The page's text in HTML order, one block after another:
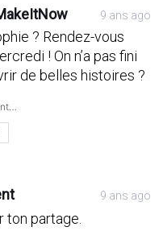
9 ans ago
? Rendez-vous
! On n’a pas fini
de belles histoires ?
9 ans ago
ton partage.